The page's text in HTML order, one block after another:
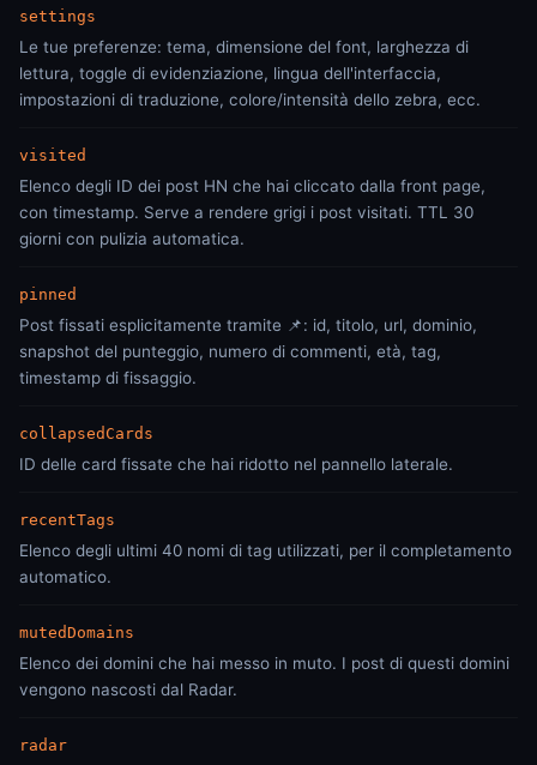
settings
Le tue preferenze: tema, dimensione del font, larghezza di
lettura, toggle di evidenziazione, lingua dell'interfaccia,
impostazioni di traduzione, colore/intensità dello zebra, ecc.
visited
Elenco degli ID dei post HN che hai cliccato dalla front page,
con timestamp. Serve a rendere grigi i post visitati. TTL 30
giorni con pulizia automatica.
pinned
Post fissati esplicitamente tramite 📌: id, titolo, url, dominio,
snapshot del punteggio, numero di commenti, età, tag,
timestamp di fissaggio.
collapsedCards
ID delle card fissate che hai ridotto nel pannello laterale.
recentTags
Elenco degli ultimi 40 nomi di tag utilizzati, per il completamento
automatico.
mutedDomains
Elenco dei domini che hai messo in muto. I post di questi domini
vengono nascosti dal Radar.
radar